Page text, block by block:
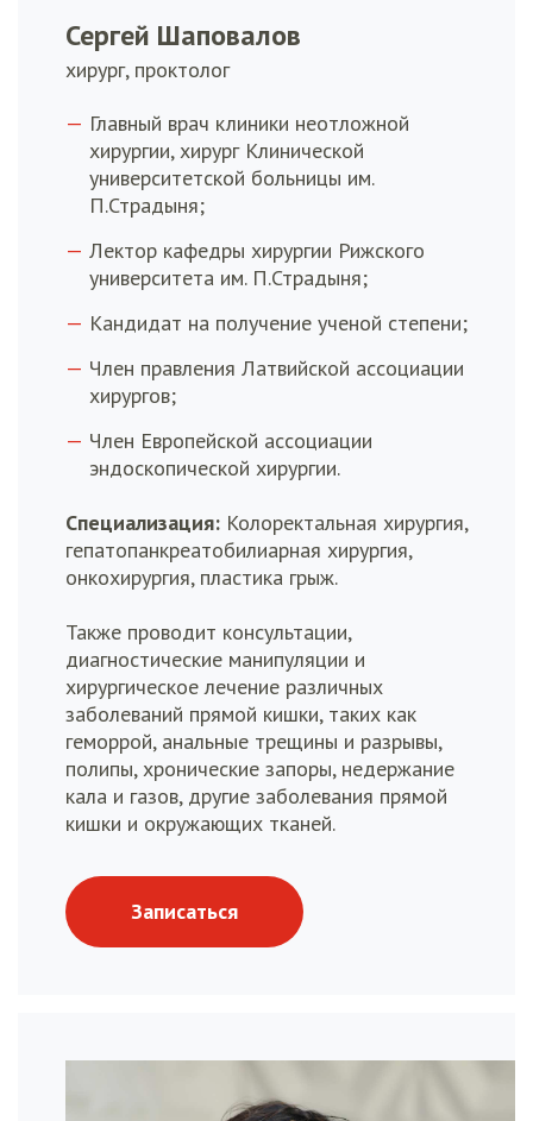
Сергей Шаповалов
хирург, проктолог
Главный врач клиники неотложной
хирургии, хирург Клинической
университетской больницы им.
П.Страдыня;
Лектор кафедры хирургии Рижского
университета им. П.Страдыня;
Кандидат на получение ученой степени;
Член правления Латвийской ассоциации
хирургов;
Член Европейской ассоциации
эндоскопической хирургии.
Специализация: Колоректальная хирургия,
гепатопанкреатобилиарная хирургия,
онкохирургия, пластика грыж.
Также проводит консультации,
диагностические манипуляции и
хирургическое лечение различных
заболеваний прямой кишки, таких как
геморрой, анальные трещины и разрывы,
полипы, хронические запоры, недержание
кала и газов, другие заболевания прямой
кишки и окружающих тканей.
Записаться